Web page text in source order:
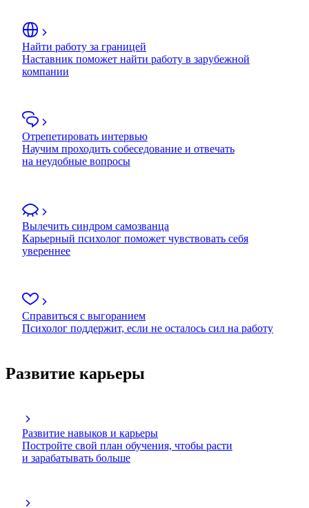
Найти работу за границей
Наставник поможет найти работу в зарубежной
компании
Отрепетировать интервью
Научим проходить собеседование и отвечать
на неудобные вопросы
Вылечить синдром самозванца
Карьерный психолог поможет чувствовать себя
увереннее
Справиться с выгоранием
Психолог поддержит, если не осталось сил на работу
Развитие карьеры
Развитие навыков и карьеры
Постройте свой план обучения, чтобы расти
и зарабатывать больше